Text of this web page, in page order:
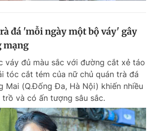
đá 'mỗi ngày một bộ váy' gây
mạng
váy đủ màu sắc với đường cắt xẻ táo
tóc cắt tém của nữ chủ quán trà đá
Mai (Q.Đống Đa, Hà Nội) khiến nhiều
và có ấn tượng sâu sắc.